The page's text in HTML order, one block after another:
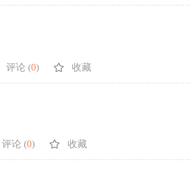
评论 (0) 收藏
评论 (0) 收藏